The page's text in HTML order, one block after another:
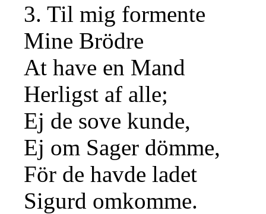
3. Til mig formente
Mine Brödre
At have en Mand
Herligst af alle;
Ej de sove kunde,
Ej om Sager dömme,
För de havde ladet
Sigurd omkomme.